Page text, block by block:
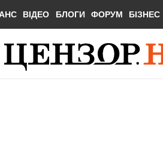
ВІДЕО БЛОГИ ФОРУМ БІЗНЕС